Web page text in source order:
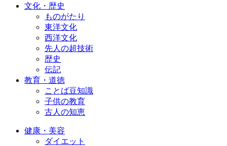
文化・歴史
ものがたり
東洋文化
西洋文化
先人の超技術
歴史
伝記
教育・道徳
ことば豆知識
子供の教育
古人の知恵
健康・美容
ダイエット